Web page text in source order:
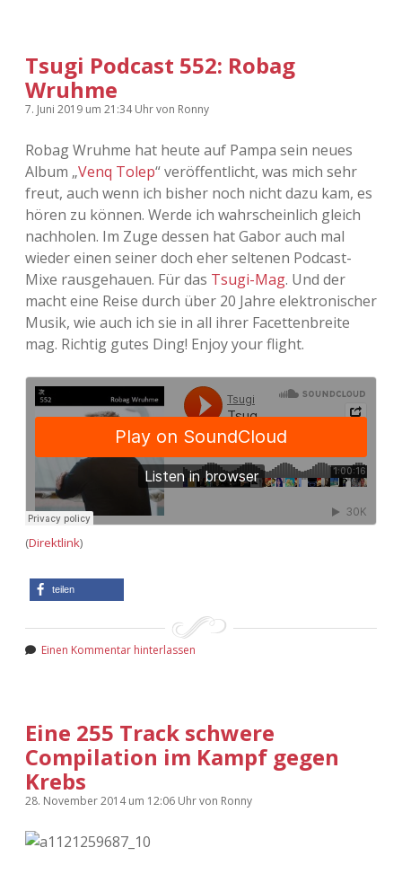
Tsugi Podcast 552: Robag
Wruhme
7. Juni 2019 um 21:34 Uhrvon Ronny
Robag Wruhme hat heute auf Pampa sein neues
Album „Venq Tolep“ veröffentlicht, was mich sehr
freut, auch wenn ich bisher noch nicht dazu kam, es
hören zu können. Werde ich wahrscheinlich gleich
nachholen. Im Zuge dessen hat Gabor auch mal
wieder einen seiner doch eher seltenen Podcast-
Mixe rausgehauen. Für das Tsugi-Mag. Und der
macht eine Reise durch über 20 Jahre elektronischer
Musik, wie auch ich sie in all ihrer Facettenbreite
mag. Richtig gutes Ding! Enjoy your flight.
(Direktlink)
teilen
Einen Kommentar hinterlassen
Eine 255 Track schwere
Compilation im Kampf gegen
Krebs
28. November 2014um 12:06 Uhrvon Ronny